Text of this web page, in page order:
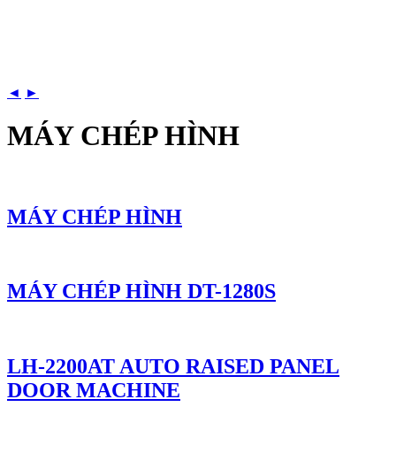
◄ ►
MÁY CHÉP HÌNH
MÁY CHÉP HÌNH
MÁY CHÉP HÌNH DT-1280S
LH-2200AT AUTO RAISED PANEL
DOOR MACHINE